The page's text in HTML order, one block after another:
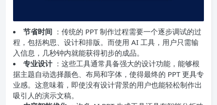
节省时间 ：传统的 PPT 制作过程需要一个逐步调试的过
程，包括构思、设计和排版。而使用 AI 工具，用户只需输
入信息，几秒钟内就能获得初步的成品。
专业设计 ：这些工具通常具备强大的设计功能，能够根
据主题自动选择颜色、布局和字体，使得最终的 PPT 更具专
业感。这意味着，即使没有设计背景的用户也能轻松制作出
吸引人的演示文稿。